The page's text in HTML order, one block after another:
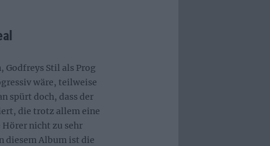
Godfreys Stil als Prog
wäre, teilweise
spürt doch, dass der
die trotz allem eine
nicht zu sehr
diesem Album ist die